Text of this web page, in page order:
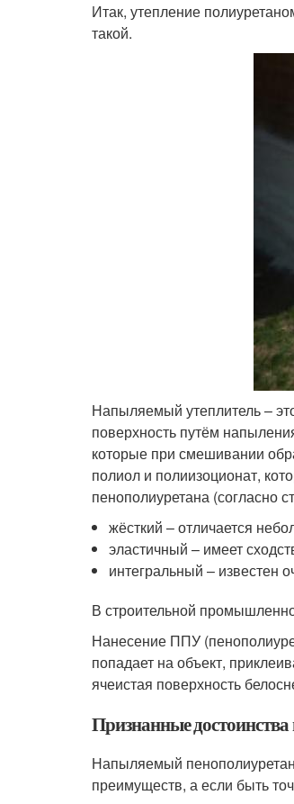
Итак, утепление
такой.
Напыляемый утеплитель –
поверхность путём
которые при смешивании
полиол и полиизоционат,
пенополиуретана (согласно
жёсткий – отличается
эластичный – имеет
интегральный – известен
В строительной
Нанесение ППУ
попадает на объект,
ячеистая поверхность
Признанные
Напыляемый
преимуществ, а если быть